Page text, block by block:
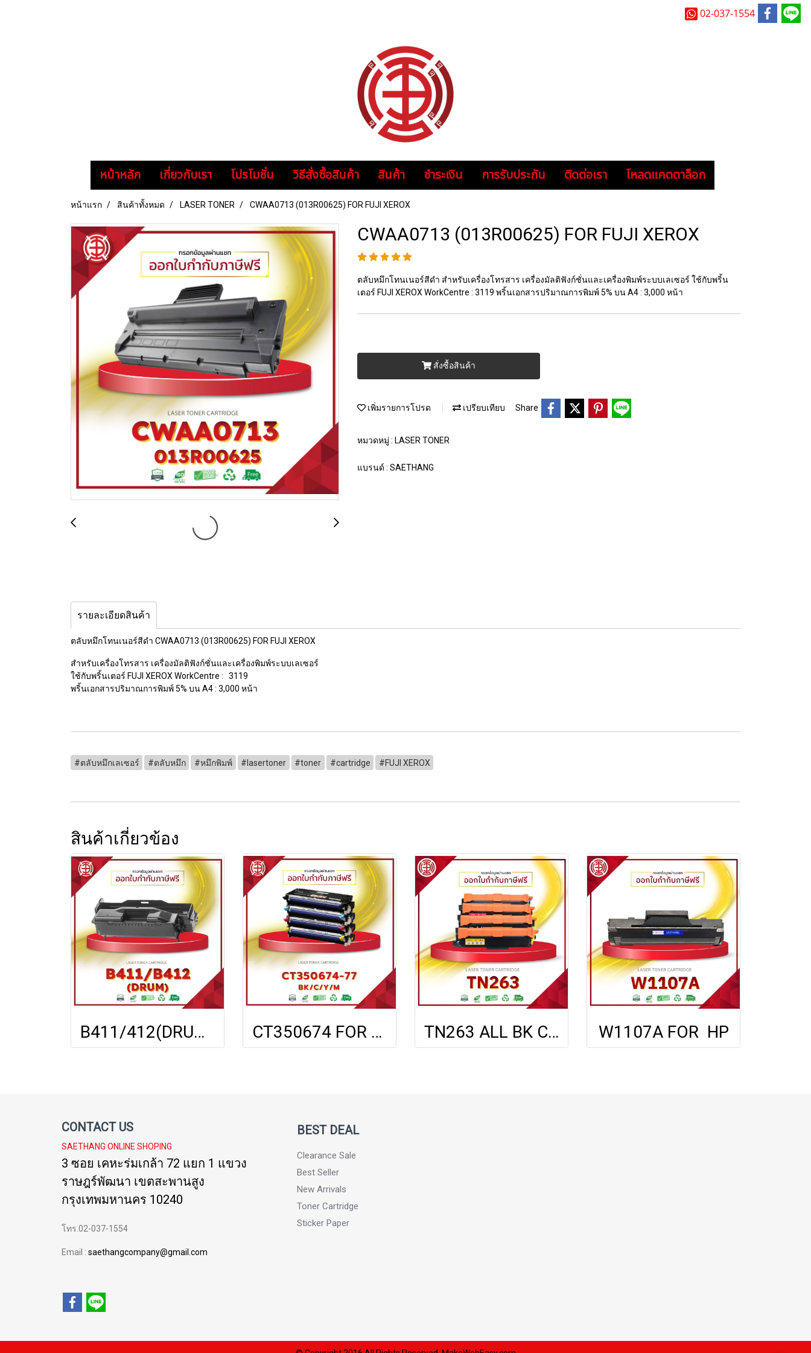
02-037-1554
หน้าหลัก เกี่ยวกับเรา โปรโมชั่น วิธีสั่งซื้อสินค้า สินค้า ชำระเงิน การรับประกัน ติดต่อเรา โหลดแคตตาล็อก
หน้าแรก สินค้าทั้งหมด LASER TONER CWAA0713 (013R00625) FOR FUJI XEROX
CWAA0713 (013R00625) FOR FUJI XEROX
ตลับหมึกโทนเนอร์สีดำ สำหรับเครื่องโทรสาร เครื่องมัลติฟังก์ชั่นและเครื่องพิมพ์ระบบเลเซอร์ ใช้กับพริ้น
เตอร์ FUJI XEROX WorkCentre : 3119 พริ้นเอกสารปริมาณการพิมพ์ 5% บน A4 : 3,000 หน้า
สั่งซื้อสินค้า
เพิ่มรายการโปรด เปรียบเทียบ Share
หมวดหมู่ : LASER TONER
แบรนด์ : SAETHANG
รายละเอียดสินค้า
ตลับหมึกโทนเนอร์สีดำ CWAA0713 (013R00625) FOR FUJI XEROX
สำหรับเครื่องโทรสาร เครื่องมัลติฟังก์ชั่นและเครื่องพิมพ์ระบบเลเซอร์
ใช้กับพริ้นเตอร์ FUJI XEROX WorkCentre : 3119
พริ้นเอกสารปริมาณการพิมพ์ 5% บน A4 : 3,000 หน้า
#ตลับหมึกเลเซอร์ #ตลับหมึก #หมึกพิมพ์ #lasertoner #toner #cartridge #FUJI XEROX
สินค้าเกี่ยวข้อง
B411/412(DRUM) FOR OKI CT350674 FOR FUJI XEROX TN263 ALL BK C M Y FOR BROTHER W1107A FOR HP
CONTACT US
SAETHANG ONLINE SHOPING
3 ซอย เคหะร่มเกล้า 72 แยก 1 แขวง
ราษฎร์พัฒนา เขตสะพานสูง
กรุงเทพมหานคร 10240
โทร.02-037-1554
Email : saethangcompany@gmail.com
BEST DEAL
Clearance Sale
Best Seller
New Arrivals
Toner Cartridge
Sticker Paper